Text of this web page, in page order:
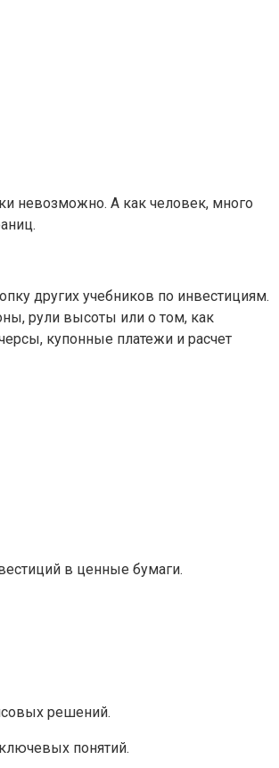
невозможно. А как человек, много
других учебников по инвестициям.
рули высоты или о том, как
купонные платежи и расчет
в ценные бумаги.
решений.
понятий.